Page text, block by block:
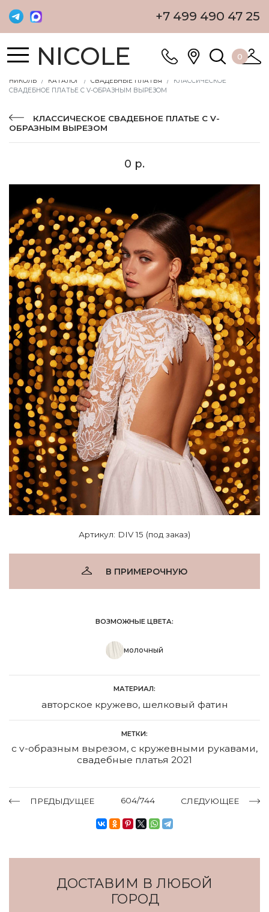
+7 499 490 47 25
NICOLE 0
НИКОЛЬ КАТАЛОГ СВАДЕБНЫЕ ПЛАТЬЯ
КЛАССИЧЕСКОЕ
СВАДЕБНОЕ ПЛАТЬЕ С V-ОБРАЗНЫМ ВЫРЕЗОМ
КЛАССИЧЕСКОЕ СВАДЕБНОЕ ПЛАТЬЕ С V-
ОБРАЗНЫМ ВЫРЕЗОМ
0 р.
Артикул: DIV 15 (под заказ)
В ПРИМЕРОЧНУЮ
ВОЗМОЖНЫЕ ЦВЕТА:
молочный
МАТЕРИАЛ:
авторское кружево, шелковый фатин
МЕТКИ:
с v-образным вырезом, с кружевными рукавами,
свадебные платья 2021
ПРЕДЫДУЩЕЕ 604/744 СЛЕДУЮЩЕЕ
ДОСТАВИМ В ЛЮБОЙ
ГОРОД